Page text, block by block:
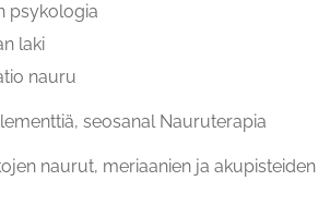
psykologia
laki
nauru
seosanal Nauruterapia
naurut, meriaanien ja akupisteiden